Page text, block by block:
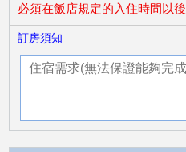
必須在飯店規定的入住時間以後
訂房須知